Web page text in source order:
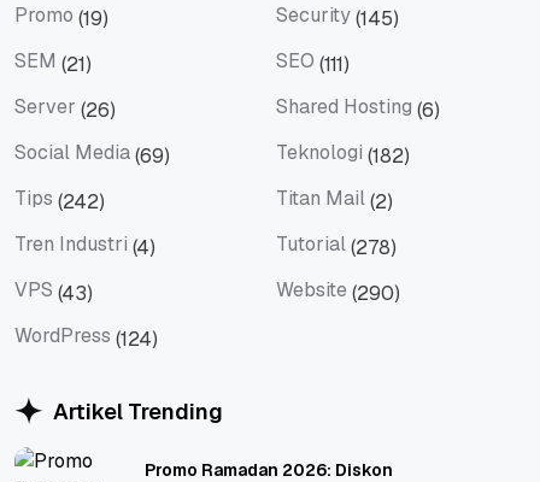
Promo (19) Security(145)
SEM (21) SEO (111)
Server (26) Shared Hosting (6)
Social Media(69) Teknologi (182)
Tips (242) Titan Mail(2)
Tren Industri (4) Tutorial(278)
VPS (43) Website (290)
WordPress (124)
Artikel Trending
Promo Ramadan 2026: Diskon